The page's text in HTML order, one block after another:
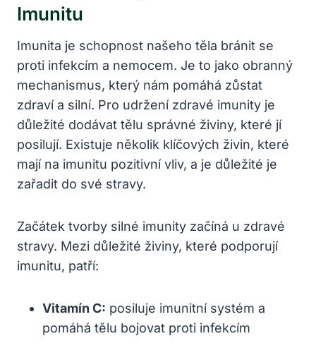
Imunitu
Imunita je schopnost našeho těla bránit se
proti infekcím a nemocem. Je to jako obranný
mechanismus, který nám pomáhá zůstat
zdraví a silní. Pro udržení zdravé imunity je
důležité dodávat tělu správné živiny, které jí
posilují. Existuje několik klíčových živin, které
mají na imunitu pozitivní vliv, a je důležité je
zařadit do své stravy.
Začátek tvorby silné imunity začíná u zdravé
stravy. Mezi důležité živiny, které podporují
imunitu, patří:
Vitamín C: posiluje imunitní systém a
pomáhá tělu bojovat proti infekcím